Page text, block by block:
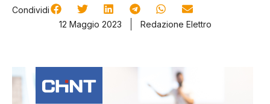
Condividi
12 Maggio 2023
Redazione Elettro